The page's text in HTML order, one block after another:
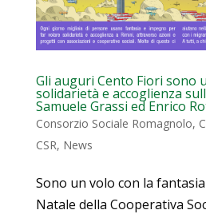
Gli auguri Cento Fiori sono
solidarietà e accoglienza
Samuele Grassi ed Enrico
Consorzio Sociale Romagnolo,
CSR, News
Sono un volo con la
Natale della Cooperativa